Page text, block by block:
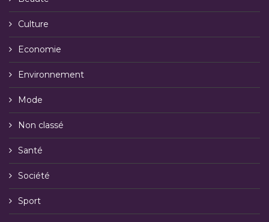
Culture
Economie
Environnement
Mode
Non classé
Santé
Société
Sport